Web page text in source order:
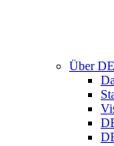
Über